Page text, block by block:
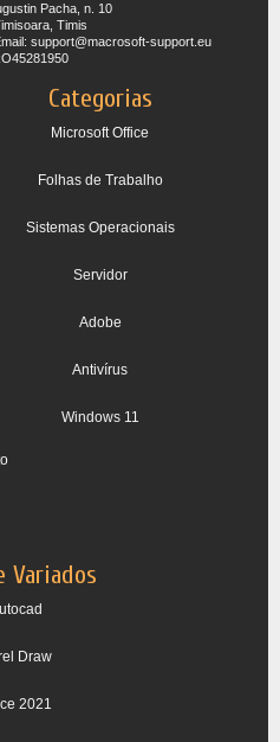
Pacha, n. 10
Timis
support@macrosoft-support.eu
Categorias
Microsoft Office
Folhas de Trabalho
Sistemas Operacionais
Servidor
Adobe
Antivírus
Windows 11
Variados
Draw
2021